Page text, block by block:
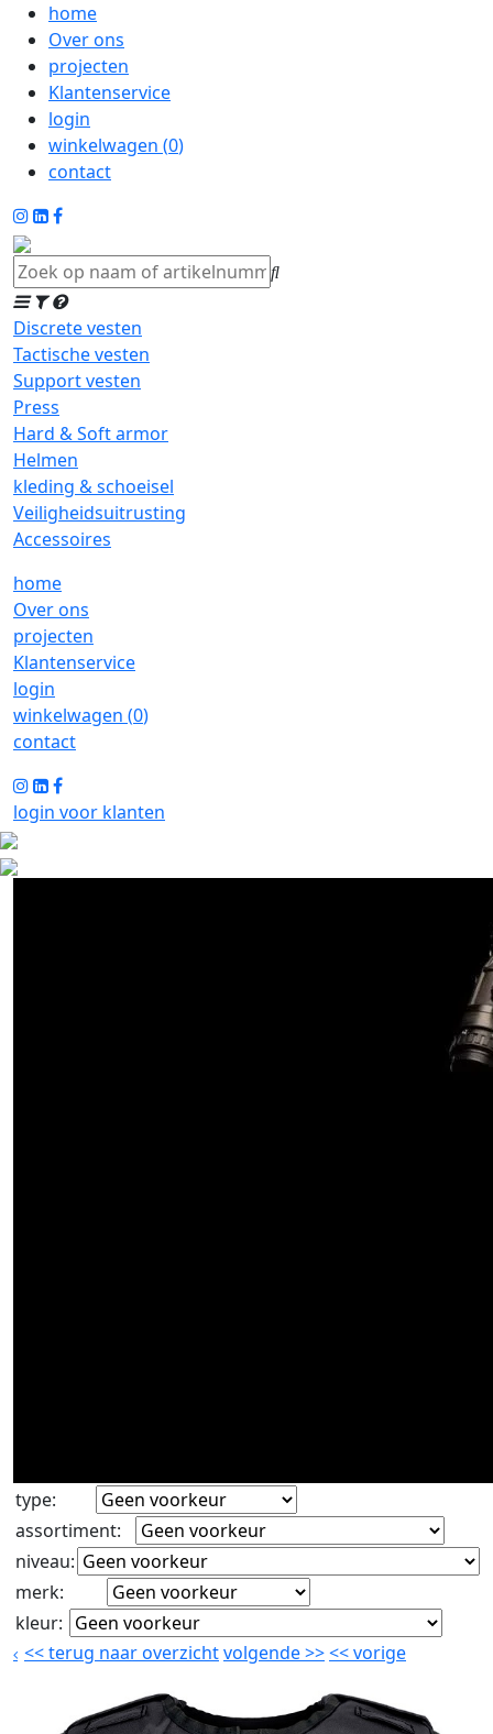
home
Over ons
projecten
Klantenservice
login
winkelwagen (0)
contact
Discrete vesten
Tactische vesten
Support vesten
Press
Hard & Soft armor
Helmen
kleding & schoeisel
Veiligheidsuitrusting
Accessoires
home
Over ons
projecten
Klantenservice
login
winkelwagen (0)
contact
login voor klanten
type:
assortiment:
niveau:
merk:
kleur:
<<terug naar overzichtvolgende>><<vorige